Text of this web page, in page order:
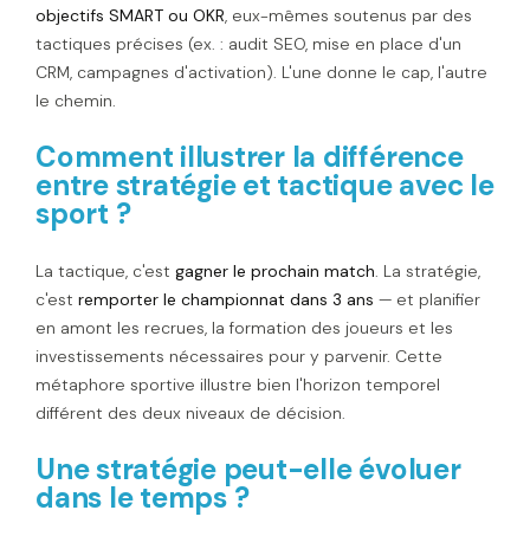
objectifs SMART ou OKR, eux-mêmes soutenus par des
tactiques précises (ex. : audit SEO, mise en place d'un
CRM, campagnes d'activation). L'une donne le cap, l'autre
le chemin.
Comment illustrer la différence
entre stratégie et tactique avec le
sport ?
La tactique, c'est gagner le prochain match. La stratégie,
c'est remporter le championnat dans 3 ans — et planifier
en amont les recrues, la formation des joueurs et les
investissements nécessaires pour y parvenir. Cette
métaphore sportive illustre bien l'horizon temporel
différent des deux niveaux de décision.
Une stratégie peut-elle évoluer
dans le temps ?